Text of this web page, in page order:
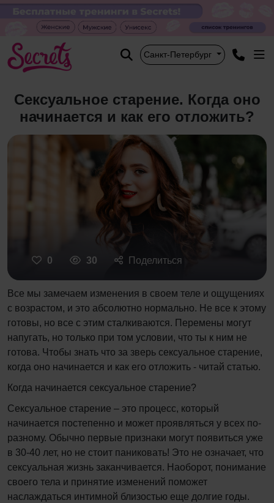
Санкт-Петербург
Сексуальное старение. Когда оно
начинается и как его отложить?
0 30 Поделиться
Все мы замечаем изменения в своем теле и ощущениях
с возрастом, и это абсолютно нормально. Не все к этому
готовы, но все с этим сталкиваются. Перемены могут
напугать, но только при том условии, что ты к ним не
готова. Чтобы знать что за зверь сексуальное старение,
когда оно начинается и как его отложить - читай статью.
Когда начинается сексуальное старение?
Сексуальное старение – это процесс, который
начинается постепенно и может проявляться у всех по-
разному. Обычно первые признаки могут появиться уже
в 30-40 лет, но не стоит паниковать! Это не означает, что
сексуальная жизнь заканчивается. Наоборот, понимание
своего тела и принятие изменений поможет
наслаждаться интимной близостью еще долгие годы.